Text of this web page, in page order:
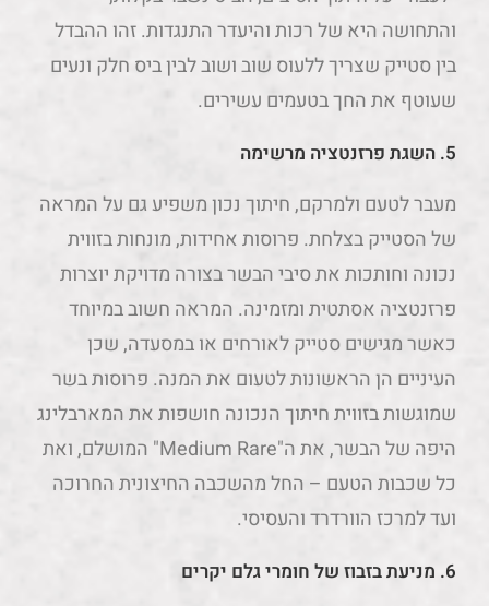
והתחושה היא של רכות והיעדר התנגדות. זהו ההבדל
בין סטייק שצריך ללעוס שוב ושוב לבין ביס חלק ונעים
שעוטף את החך בטעמים עשירים.
5. השגת פרזנטציה מרשימה
מעבר לטעם ולמרקם, חיתוך נכון משפיע גם על המראה
של הסטייק בצלחת. פרוסות אחידות, מונחות בזווית
נכונה וחותכות את סיבי הבשר בצורה מדויקת יוצרות
פרזנטציה אסתטית ומזמינה. המראה חשוב במיוחד
כאשר מגישים סטייק לאורחים או במסעדה, שכן
העיניים הן הראשונות לטעום את המנה. פרוסות בשר
שמוגשות בזווית חיתוך הנכונה חושפות את המארבלינג
היפה של הבשר, את ה"Medium Rare" המושלם, ואת
כל שכבות הטעם – החל מהשכבה החיצונית החרוכה
ועד למרכז הוורדרד והעסיסי.
6. מניעת בזבוז של חומרי גלם יקרים